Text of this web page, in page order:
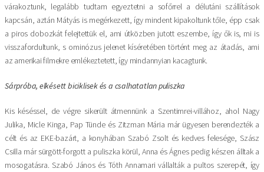
várakoztunk, legalább tudtam egyeztetni a sofőrrel a délutáni szállítások
kapcsán, aztán Mátyás is megérkezett, így mindent kipakoltunk tőle, épp csak
a piros dobozkát felejtettük el, ami útközben jutott eszembe, így ők is, mi is
visszafordultunk, s ominózus jelenet kíséretében történt meg az átadás, ami
az amerikai filmekre emlékeztetett, így mindannyian kacagtunk.
Sárpróba, elkésett biciklisek és a csalhatatlan puliszka
Kis késéssel, de végre sikerült átmennünk a Szentimrei-villához, ahol Nagy
Julika, Micle Kinga, Pap Tünde és Zitzman Mária már ügyesen berendezték a
célt és az EKE-bazárt, a konyhában Szabó Zsolt és kedves felesége, Szász
Csilla már sürgött-forgott a puliszka körül, Anna és Ágnes pedig készen álltak a
mosogatásra. Szabó János és Tóth Annamari vállalták a pultos szerepét, így